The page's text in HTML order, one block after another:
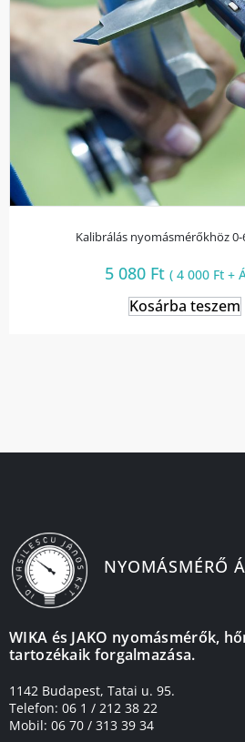
Kalibrálás nyomásmérőkhöz 0-
5 080 Ft (4 000 Ft +
Kosárba teszem
NYOMÁSMÉRŐ
WIKA és JAKO nyomásmérők,
tartozékaik forgalmazása.
1142 Budapest, Tatai u. 95.
Telefon: 06 1 / 212 38 22
Mobil: 06 70 / 313 39 34